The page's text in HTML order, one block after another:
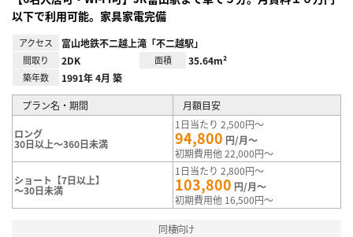
以下で利用可能。家具家電完備
アクセス 富山地鉄不二越上滝「不二越駅」
間取り 2DK 面積 35.64m²
築年数 1991年 4月 築
プラン名・期間 月額目安
ロング
30日以上～360日未満
1日当たり 2,500円～
94,800 円/月～
初期費用他 22,000円～
ショート【7日以上】
～30日未満
1日当たり 2,800円～
103,800 円/月～
初期費用他 16,500円～
同棲向け